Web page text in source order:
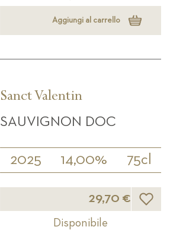
Aggiungi al carrello
Sanct Valentin
SAUVIGNON DOC
2025 14,00% 75cl
29,70 € Lista
Disponibile